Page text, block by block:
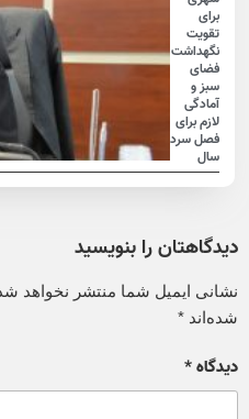
برای
تقویت
نگهداشت
فضای
سبز و
آمادگی
لازم برای
فصل سرد
سال
دیدگاهتان را بنویسید
نشانی ایمیل شما منتشر نخواهد شد.
شده‌اند*
دیدگاه*